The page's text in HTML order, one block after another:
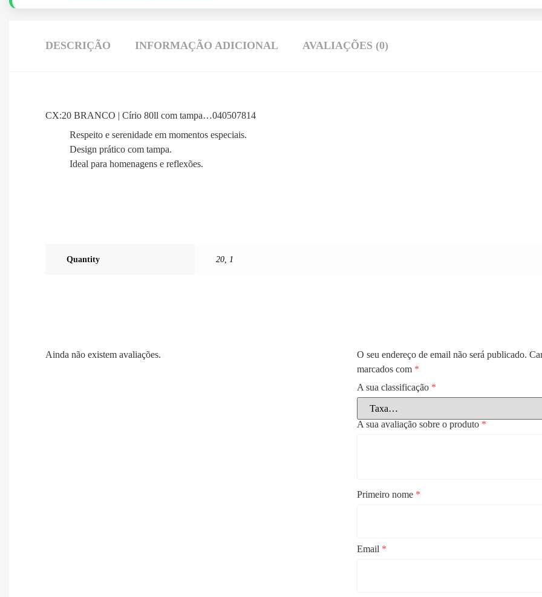
DESCRIÇÃO INFORMAÇÃO ADICIONAL AVALIAÇÕES (0)
CX:20 BRANCO | Círio 80ll com tampa…040507814
Respeito e serenidade em momentos especiais.
Design prático com tampa.
Ideal para homenagens e reflexões.
Quantity 20 1
Ainda não existem avaliações. O seu endereço de email não será publicado.
marcados com *
A sua classificação *
A sua avaliação sobre o produto *
Primeiro nome *
Email *